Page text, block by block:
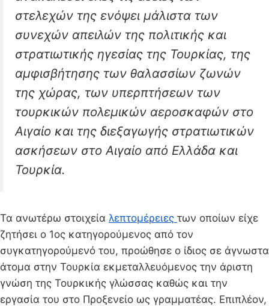
στελεχών της ενόψει μάλιστα των
συνεχών απειλών της πολιτικής και
στρατιωτικής ηγεσίας της Τουρκίας, της
αμφισβήτησης των θαλασσίων ζωνών
της χώρας, των υπερπτήσεων των
τουρκικών πολεμικών αεροσκαφών στο
Αιγαίο και της διεξαγωγής στρατιωτικών
ασκήσεων στο Αιγαίο από Ελλάδα και
Τουρκία.
Τα ανωτέρω στοιχεία λεπτομέρειες των οποίων είχε
ζητήσει ο 1ος κατηγορούμενος από τον
συγκατηγορούμενό του, προώθησε ο ίδιος σε άγνωστα
άτομα στην Τουρκία εκμεταλλευόμενος την άριστη
γνώση της Τουρκικής γλώσσας καθώς και την
εργασία του στο Προξενείο ως γραμματέας. Επιπλέον,